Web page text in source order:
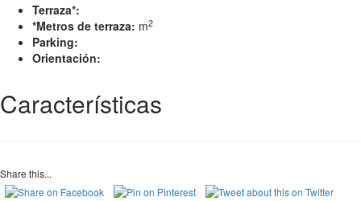
Terraza*:
*Metros de terraza: m2
Parking:
Orientación:
Características
Share this...